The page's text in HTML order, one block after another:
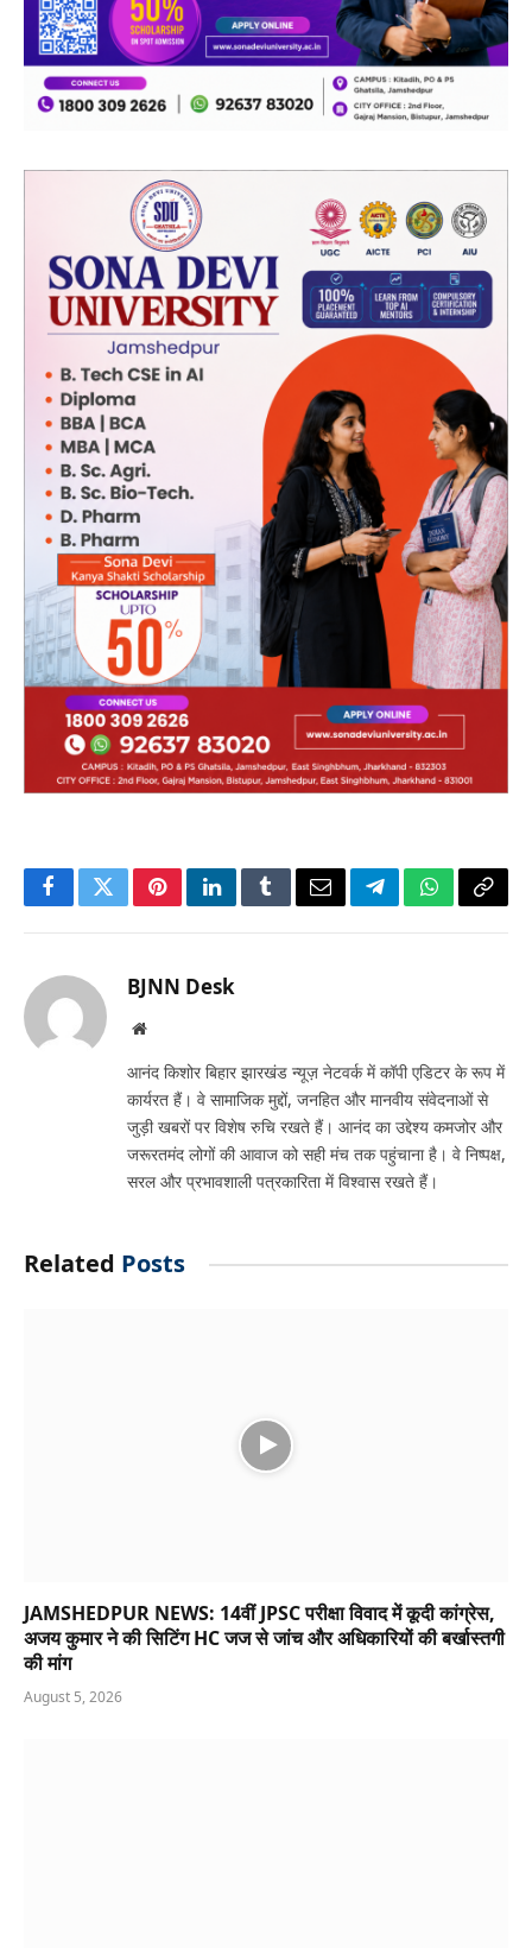
FacebookTwitterPinterestLinkedInTumblrEmailTelegramWhatsApp
Copy
BJNN Desk
Website
आनंद किशोर बिहार झारखंड न्यूज़ नेटवर्क में कॉपी एडिटर के रूप में
कार्यरत हैं। वे सामाजिक मुद्दों, जनहित और मानवीय संवेदनाओं से
जुड़ी खबरों पर विशेष रुचि रखते हैं। आनंद का उद्देश्य कमजोर और
जरूरतमंद लोगों की आवाज को सही मंच तक पहुंचाना है। वे निष्पक्ष,
सरल और प्रभावशाली पत्रकारिता में विश्वास रखते हैं।
Related Posts
JAMSHEDPUR NEWS: 14वीं JPSC परीक्षा विवाद में कूदी कांग्रेस,
अजय कुमार ने की सिटिंग HC जज से जांच और अधिकारियों की बर्खास्तगी
की मांग
August 5, 2026